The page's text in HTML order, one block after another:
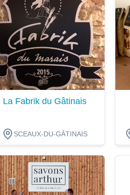
Dégustation
La Fabrik du Gâtinais
SCEAUX-DU-GÂTINAIS
Dégustation